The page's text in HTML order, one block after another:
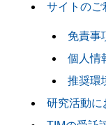
サイトのご
免責事
個人情
推奨環
研究活動に